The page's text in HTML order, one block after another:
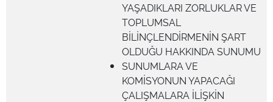
YAŞADIKLARI ZORLUKLAR VE
TOPLUMSAL
BİLİNÇLENDİRMENİN ŞART
OLDUĞU HAKKINDA SUNUMU
SUNUMLARA VE
KOMİSYONUN YAPACAĞI
ÇALIŞMALARA İLİŞKİN